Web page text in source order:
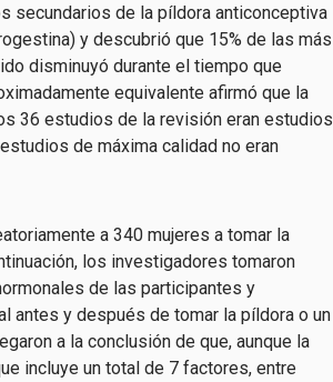
de la píldora anticonceptiva
y descubrió que 15% de las más
disminuyó durante el tiempo que
equivalente afirmó que la
36 estudios de la revisión eran estudios
de máxima calidad no eran
a 340 mujeres a tomar la
los investigadores tomaron
de las participantes y
antes y después de tomar la píldora o un
a la conclusión de que, aunque la
incluye un total de 7 factores, entre